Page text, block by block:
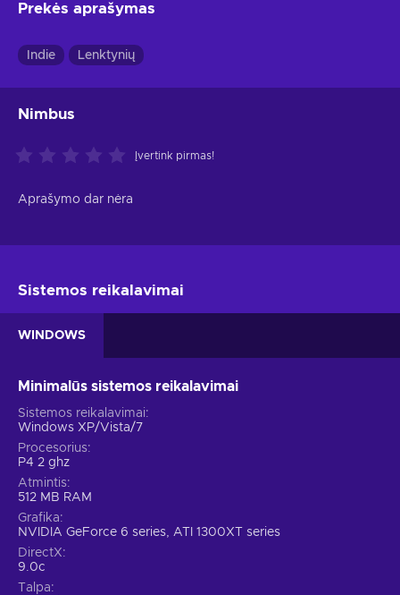
Prekės aprašymas
Indie Lenktynių
Nimbus
Įvertink pirmas!
Aprašymo dar nėra
Sistemos reikalavimai
WINDOWS
Minimalūs sistemos reikalavimai
Sistemos reikalavimai
Windows XP/Vista/7
Procesorius
P4 2 ghz
Atmintis
512 MB RAM
Grafika
NVIDIA GeForce 6 series, ATI 1300XT series
DirectX
9.0c
Talpa